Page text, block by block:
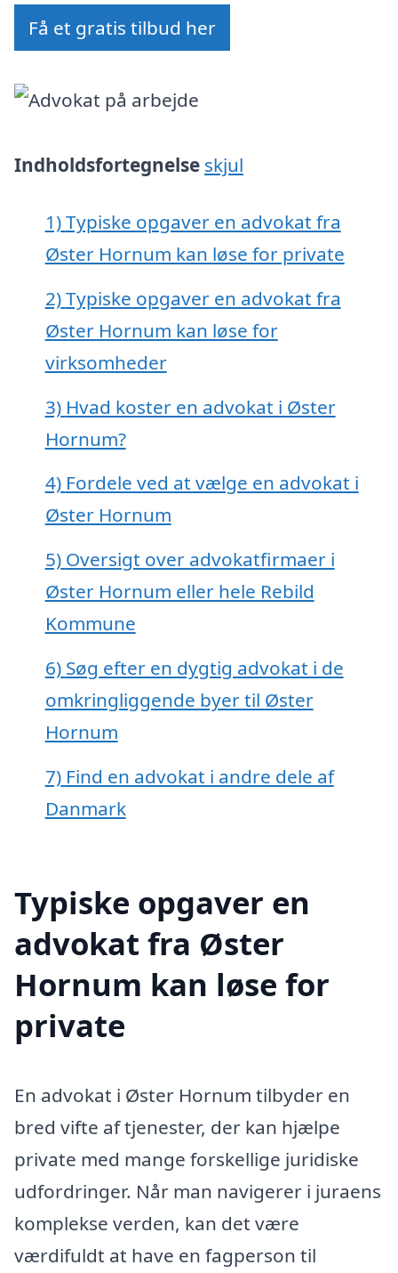
Få et gratis tilbud her
Indholdsfortegnelse skjul
1)Typiske opgaver en advokat fra
Øster Hornum kan løse for private
2)Typiske opgaver en advokat fra
Øster Hornum kan løse for
virksomheder
3) Hvad koster en advokat i Øster
Hornum?
4) Fordele ved at vælge en advokat i
Øster Hornum
5) Oversigt over advokatfirmaer i
Øster Hornum eller hele Rebild
Kommune
6) Søg efter en dygtig advokat i de
omkringliggende byer til Øster
Hornum
7) Find en advokat i andre dele af
Danmark
Typiske opgaver en
advokat fra Øster
Hornum kan løse for
private
En advokat i Øster Hornum tilbyder en
bred vifte af tjenester, der kan hjælpe
private med mange forskellige juridiske
udfordringer. Når man navigerer i juraens
komplekse verden, kan det være
værdifuldt at have en fagperson til